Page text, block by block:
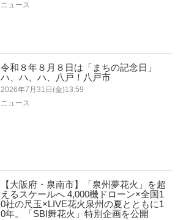
ニュース
令和８年８月８日は「まちの記念日」
ハ、ハ、ハ、八戸！八戸市
2026年7月31日(金)13:59
ニュース
【大阪府・泉南市】「泉州夢花火」を超
えるスケールへ 4,000機ドローン×全国1
0社の尺玉×LIVE花火泉州の夏とともに1
0年。「SBI舞花火」特別企画を公開